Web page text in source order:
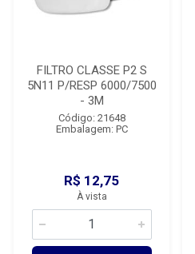
FILTRO CLASSE P2 S
5N11 P/RESP 6000/7500
- 3M
Código: 21648
Embalagem: PC
R$ 12,75
À vista